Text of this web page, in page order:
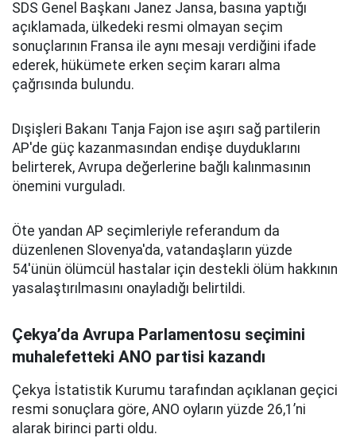
SDS Genel Başkanı Janez Jansa, basına yaptığı
açıklamada, ülkedeki resmi olmayan seçim
sonuçlarının Fransa ile aynı mesajı verdiğini ifade
ederek, hükümete erken seçim kararı alma
çağrısında bulundu.
Dışişleri Bakanı Tanja Fajon ise aşırı sağ partilerin
AP'de güç kazanmasından endişe duyduklarını
belirterek, Avrupa değerlerine bağlı kalınmasının
önemini vurguladı.
Öte yandan AP seçimleriyle referandum da
düzenlenen Slovenya'da, vatandaşların yüzde
54'ünün ölümcül hastalar için destekli ölüm hakkının
yasalaştırılmasını onayladığı belirtildi.
Çekya’da Avrupa Parlamentosu seçimini
muhalefetteki ANO partisi kazandı
Çekya İstatistik Kurumu tarafından açıklanan geçici
resmi sonuçlara göre, ANO oyların yüzde 26,1’ni
alarak birinci parti oldu.